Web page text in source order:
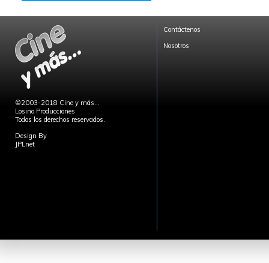
©2003-2018 Cine y más...
Losino Producciones
Todos los derechos reservados.
Design By
JPLnet
Contáctenos
Nosotros